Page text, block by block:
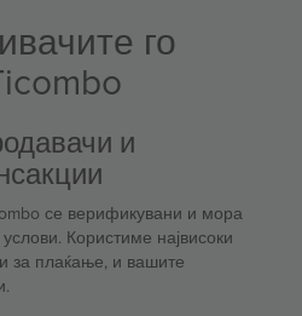
го
и
се верификувани и мора
Користиме највисоки
за плаќање, и вашите